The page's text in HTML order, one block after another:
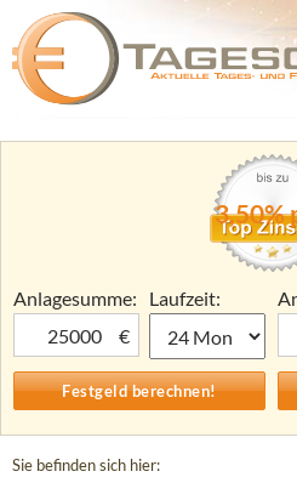
Zum
3,50%
Anlagesumme:
€
Laufzeit:
Sie befinden sich hier: